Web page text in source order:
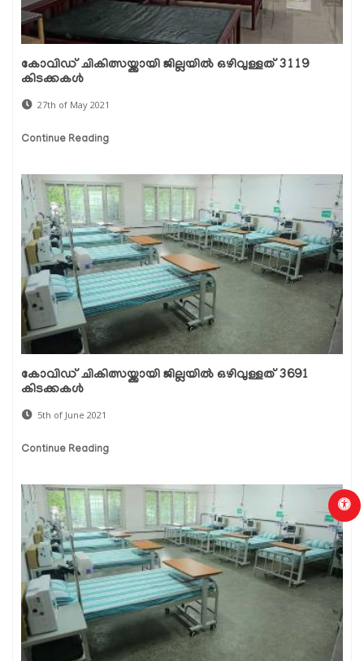
കോവിഡ് ചികിത്സയ്ക്കായി ജില്ലയില്‍ ഒഴിവുള്ളത് 3119
കിടക്കകള്‍
27th of May 2021
Continue Reading
കോവിഡ് ചികിത്സയ്ക്കായി ജില്ലയില്‍ ഒഴിവുള്ളത് 3691
കിടക്കകള്‍
5th of June 2021
Continue Reading